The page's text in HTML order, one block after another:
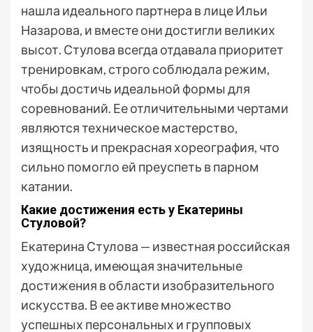
нашла идеального партнера в лице Ильи
Назарова, и вместе они достигли великих
высот. Стулова всегда отдавала приоритет
тренировкам, строго соблюдала режим,
чтобы достичь идеальной формы для
соревнований. Ее отличительными чертами
являются техническое мастерство,
изящность и прекрасная хореография, что
сильно помогло ей преуспеть в парном
катании.
Какие достижения есть у Екатерины
Стуловой?
Екатерина Стулова — известная российская
художница, имеющая значительные
достижения в области изобразительного
искусства. В ее активе множество
успешных персональных и групповых